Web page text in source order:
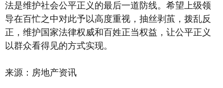
法是维护社会公平正义的最后一道防线。希望上级领
导在百忙之中对此予以高度重视，抽丝剥茧，拨乱反
正，维护国家法律权威和百姓正当权益，让公平正义
以群众看得见的方式实现。
来源：房地产资讯